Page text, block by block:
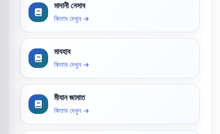
মাদানী নেসাব
কিতাব দেখুন →
মাযহাব
কিতাব দেখুন →
মীযান জামাত
কিতাব দেখুন →